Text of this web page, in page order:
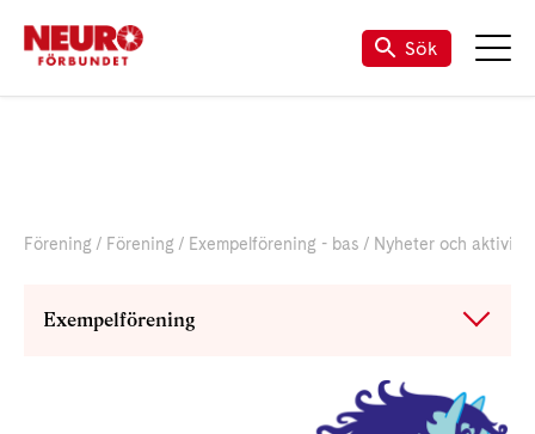
Sök
Förening Förening Exempelförening - bas Nyheter och
Exempelförening